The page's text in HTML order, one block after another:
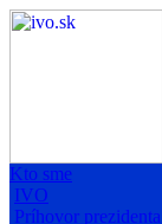
Kto sme
IVO
Príhovor prezidenta